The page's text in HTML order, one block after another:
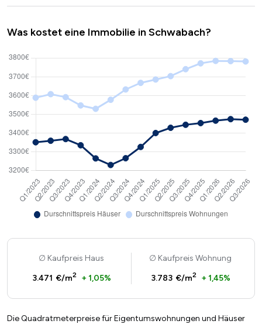
Was kostet eine Immobilie in Schwabach?
Kaufpreis Haus
3.471 €/m2 + 1,05%
Kaufpreis Wohnung
3.783 €/m2 + 1,45%
Die Quadratmeterpreise für Eigentumswohnungen und Häuser